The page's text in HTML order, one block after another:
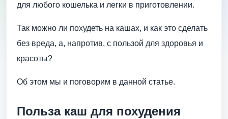
для любого кошелька и легки в приготовлении.
Так можно ли похудеть на кашах, и как это сделать
без вреда, а, напротив, с пользой для здоровья и
красоты?
Об этом мы и поговорим в данной статье.
Польза каш для похудения